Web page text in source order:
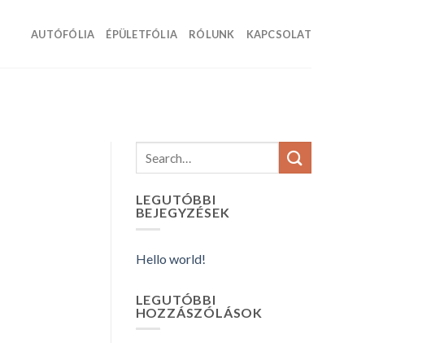
AUTÓFÓLIA ÉPÜLETFÓLIA RÓLUNK KAPCSOLAT
LEGUTÓBBI
BEJEGYZÉSEK
Hello world!
LEGUTÓBBI
HOZZÁSZÓLÁSOK